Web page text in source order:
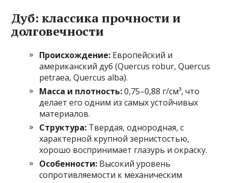
Дуб: классика прочности и
долговечности
Происхождение: Европейский и
американский дуб (Quercus robur, Quercus
petraea, Quercus alba).
Масса и плотность:0,75–0,88 г/см³, что
делает его одним из самых устойчивых
материалов.
Структура: Твердая, однородная, с
характерной крупной зернистостью,
хорошо воспринимает глазурь и окраску.
Особенности: Высокий уровень
сопротивляемости к механическим